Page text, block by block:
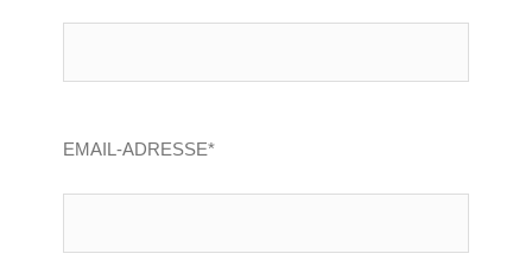
EMAIL-ADRESSE*